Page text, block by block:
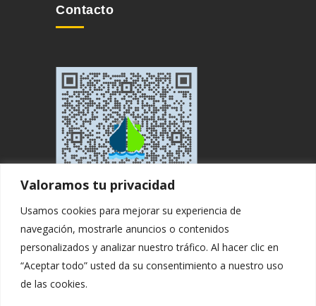
Valoramos tu privacidad
Usamos cookies para mejorar su experiencia de
navegación, mostrarle anuncios o contenidos
personalizados y analizar nuestro tráfico. Al hacer clic en
“Aceptar todo” usted da su consentimiento a nuestro uso
de las cookies.
Contacto